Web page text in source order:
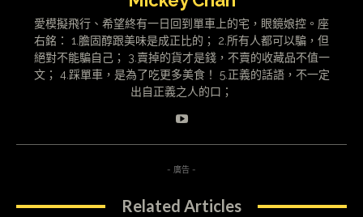
愛模擬飛行、希望終有一日回到單車上的宅，眼鏡娘控。座
右銘： 1.膽固醇跟美味是成正比的； 2.所有人都可以騙，但
絕對不能騙自己； 3.賣掉的貨才是錢，不賣的收藏品不值一
文； 4.踩單車，是為了吃更多美食！ 5.正義的話語，不一定
出自正義之人的口；
- 廣告 -
Related Articles